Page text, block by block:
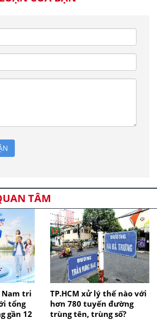
TÂM
Nam tri
tổng
gần 12
TP.HCM xử lý thế nào với
hơn 780 tuyến đường
trùng tên, trùng số?